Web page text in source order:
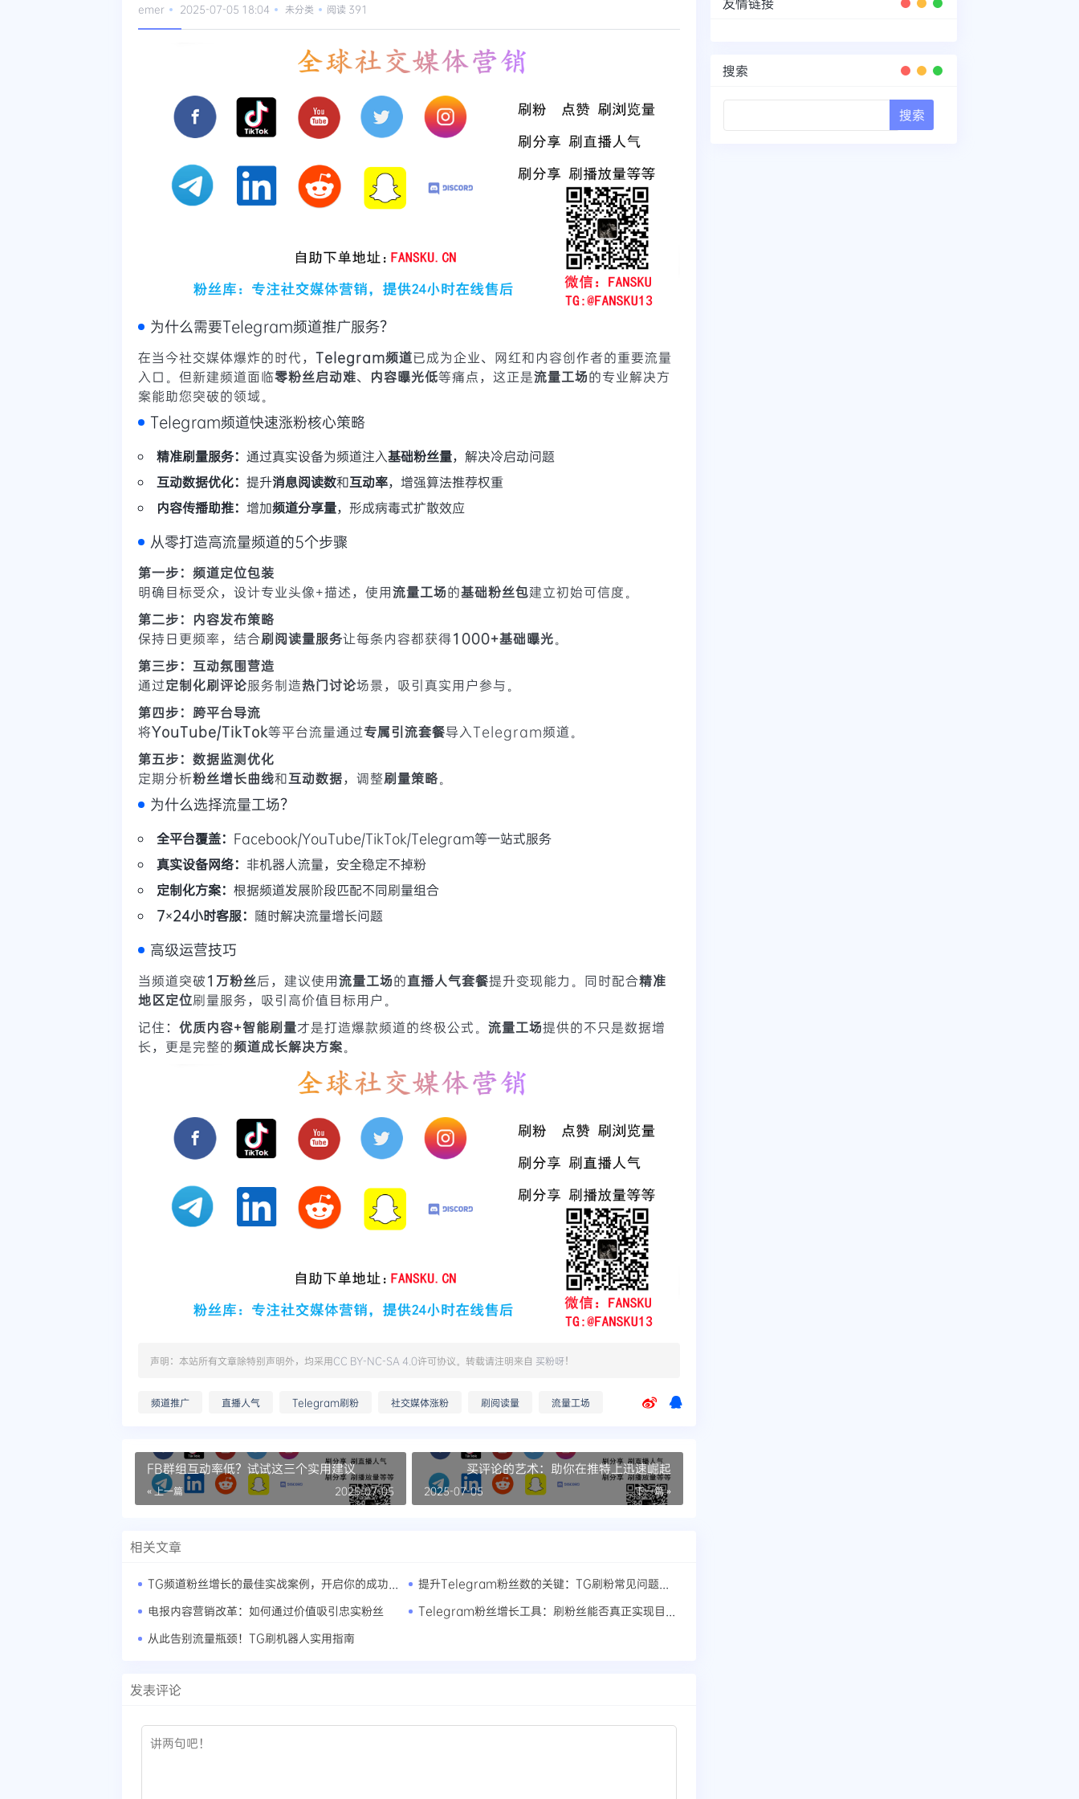
emer 2025-07-05 18:04 未分类 阅读 391
为什么需要Telegram频道推广服务？
在当今社交媒体爆炸的时代， Telegram频道已成为企业、网红和内容创作者的重要流量
入口。但新建频道面临零粉丝启动难、 内容曝光低等痛点，这正是流量工场的专业解决方
案能助您突破的领域。
Telegram频道快速涨粉核心策略
精准刷量服务： 通过真实设备为频道注入基础粉丝量，解决冷启动问题
互动数据优化： 提升消息阅读数和互动率，增强算法推荐权重
内容传播助推： 增加频道分享量，形成病毒式扩散效应
从零打造高流量频道的5个步骤
第一步：频道定位包装
明确目标受众，设计专业头像+描述，使用流量工场的基础粉丝包建立初始可信度。
第二步：内容发布策略
保持日更频率，结合刷阅读量服务让每条内容都获得1000+基础曝光。
第三步：互动氛围营造
通过定制化刷评论服务制造热门讨论场景，吸引真实用户参与。
第四步：跨平台导流
将YouTube/TikTok等平台流量通过专属引流套餐导入Telegram频道。
第五步：数据监测优化
定期分析粉丝增长曲线和互动数据，调整刷量策略。
为什么选择流量工场？
全平台覆盖： Facebook/YouTube/TikTok/Telegram等一站式服务
真实设备网络： 非机器人流量，安全稳定不掉粉
定制化方案： 根据频道发展阶段匹配不同刷量组合
7×24小时客服： 随时解决流量增长问题
高级运营技巧
当频道突破1万粉丝后，建议使用流量工场的直播人气套餐提升变现能力。同时配合精准
地区定位刷量服务，吸引高价值目标用户。
记住： 优质内容+智能刷量才是打造爆款频道的终极公式。 流量工场提供的不只是数据增
长，更是完整的频道成长解决方案。
声明：本站所有文章除特别声明外，均采用CC BY-NC-SA 4.0许可协议。转载请注明来自 买粉呀！
频道推广 直播人气 Telegram刷粉 社交媒体涨粉 刷阅读量 流量工场
FB群组互动率低？试试这三个实用建议
« 上一篇 2025-07-05
买评论的艺术：助你在推特上迅速崛起
下一篇 »
2025-07-05
相关文章
电报内容营销改革：如何通过价值吸引忠实粉丝
从此告别流量瓶颈！TG刷机器人实用指南
发表评论
搜索